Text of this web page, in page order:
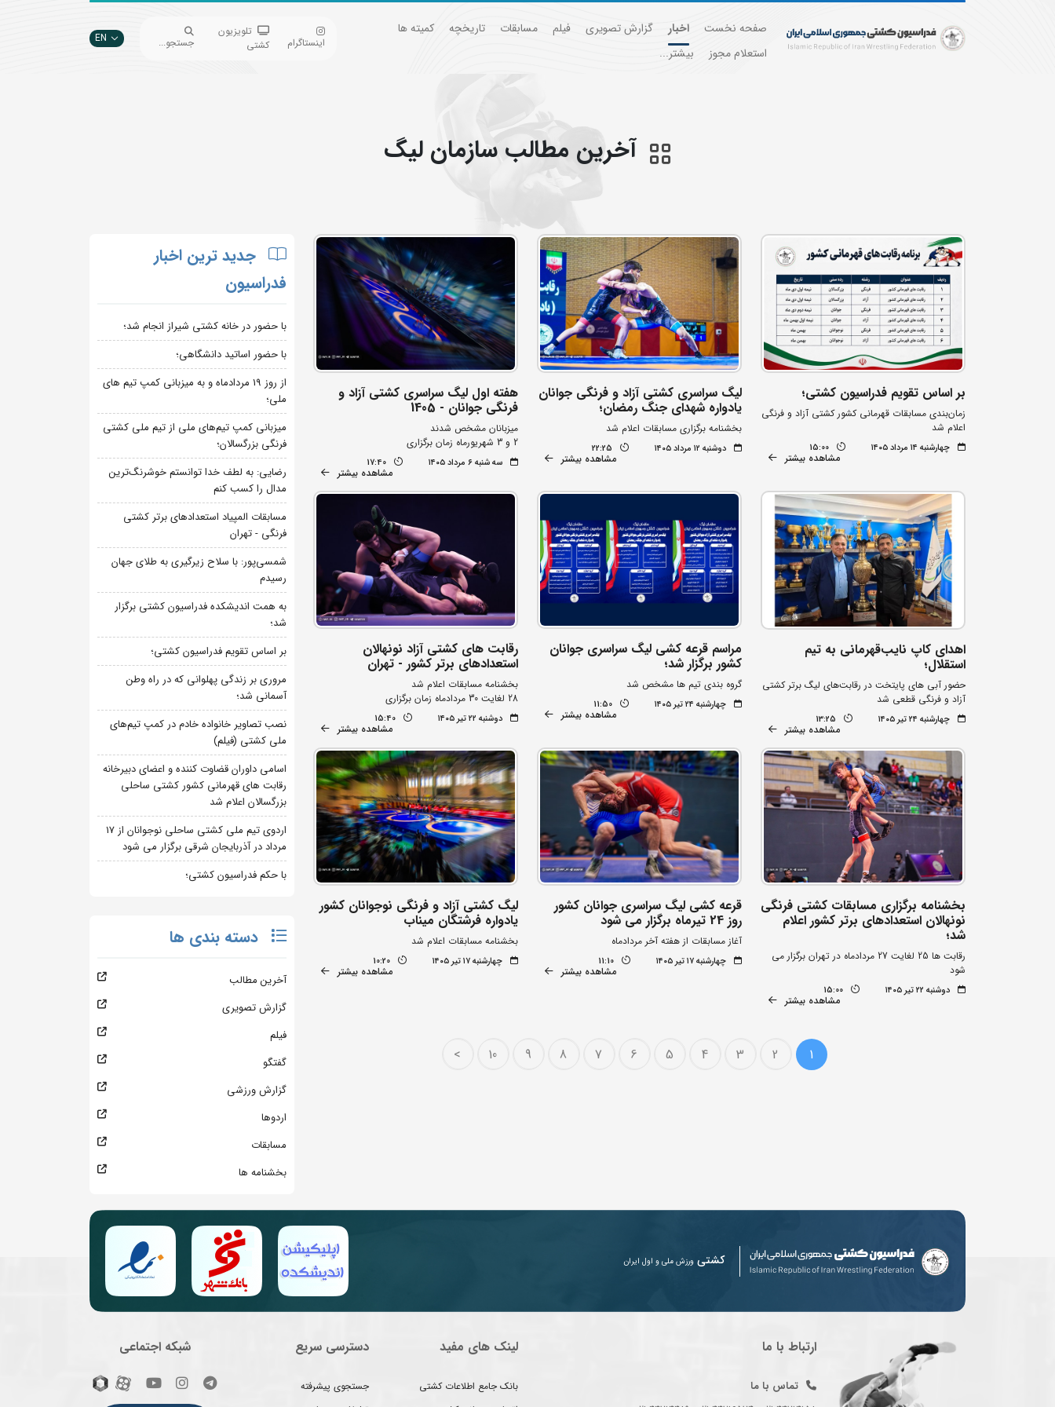
صفحه نخست اخبار گزارش تصویری فیلم مسابقات تاریخچه
کمیته ها
استعلام مجوز
بیشتر...
اینستاگرام
تلویزیون
کشتی
جستجو... EN
آخرین مطالب سازمان ليگ
بر اساس تقویم فدراسیون کشتی؛
زمان‌بندی مسابقات قهرمانی کشور کشتی آزاد و فرنگی
اعلام شد
چهارشنبه ۱۴ مرداد ۱۴۰۵ 15:00
مشاهده بیشتر
لیگ سراسری کشتی آزاد و فرنگی جوانان
یادواره شهدای جنگ رمضان؛
بخشنامه برگزاری مسابقات اعلام شد
دوشنبه ۱۲ مرداد ۱۴۰۵ 22:25
مشاهده بیشتر
هفته اول لیگ سراسری کشتی آزاد و
فرنگی جوانان - 1405
میزبانان مشخص شدند
2 و 3 شهریورماه زمان برگزاری
سه شنبه ۶ مرداد ۱۴۰۵ 17:40
مشاهده بیشتر
اهدای کاپ نایب‌قهرمانی به تیم
استقلال؛
حضور آبی های پایتخت در رقابت‌های لیگ برتر کشتی
آزاد و فرنگی قطعی شد
چهارشنبه ۲۴ تیر ۱۴۰۵ 13:25
مشاهده بیشتر
مراسم قرعه کشی لیگ سراسری جوانان
کشور برگزار شد؛
گروه بندی تیم ها مشخص شد
چهارشنبه ۲۴ تیر ۱۴۰۵ 11:50
مشاهده بیشتر
رقابت های کشتی آزاد نونهالان
استعدادهای برتر کشور - تهران
بخشنامه مسابقات اعلام شد
28 لغایت 30 مردادماه زمان برگزاری
دوشنبه ۲۲ تیر ۱۴۰۵ 15:40
مشاهده بیشتر
بخشنامه برگزاری مسابقات کشتی فرنگی
نونهالان استعدادهای برتر کشور اعلام
شد؛
رقابت ها 25 لغایت 27 مردادماه در تهران برگزار می
شود
دوشنبه ۲۲ تیر ۱۴۰۵ 15:00
مشاهده بیشتر
قرعه کشی لیگ سراسری جوانان کشور
روز 24 تیرماه برگزار می شود
آغاز مسابقات از هفته آخر مردادماه
چهارشنبه ۱۷ تیر ۱۴۰۵ 11:10
مشاهده بیشتر
لیگ کشتی آزاد و فرنگی نوجوانان کشور
یادواره فرشتگان میناب
بخشنامه مسابقات اعلام شد
چهارشنبه ۱۷ تیر ۱۴۰۵ 10:20
مشاهده بیشتر
1
2
3
4
5
6
7
8
9
10
>
جدید ترین اخبار
فدراسیون
با حضور در خانه کشتی شیراز انجام شد؛
با حضور اساتید دانشگاهی؛
از روز 19 مردادماه و به میزبانی کمپ تیم های
ملی؛
میزبانی کمپ تیم‌های ملی از تیم ملی کشتی
فرنگی بزرگسالان؛
رضایی: به لطف خدا توانستم خوشرنگ‌ترین
مدال را کسب کنم
مسابقات المپیاد استعدادهای برتر کشتی
فرنگی - تهران
شمسی‌پور: با سلاح زیرگیری به طلای جهان
رسیدم
به همت اندیشکده فدراسیون کشتی برگزار
شد؛
بر اساس تقویم فدراسیون کشتی؛
مروری بر زندگی پهلوانی که در راه وطن
آسمانی شد؛
نصب تصاویر خانواده خادم در کمپ تیم‌های
ملی کشتی (فیلم)
اسامی داوران قضاوت کننده و اعضای دبیرخانه
رقابت های قهرمانی کشور کشتی ساحلی
بزرگسالان اعلام شد
اردوی تیم ملی کشتی ساحلی نوجوانان از 17
مرداد در آذربایجان شرقی برگزار می شود
با حکم فدراسیون کشتی؛
دسته بندی ها
آخرین مطالب
گزارش تصویری
فیلم
گفتگو
گزارش ورزشی
اردوها
مسابقات
بخشنامه ها
کشتی ورزش ملی و اول ایران
ارتباط با ما
تماس با ما
لینک های مفید
بانک جامع اطلاعات کشتی
دسترسی سریع
جستجوی پیشرفته
شبکه اجتماعی